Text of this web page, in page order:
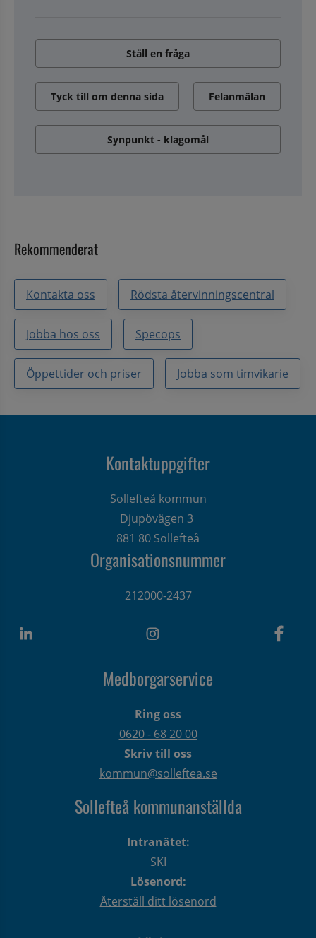
Ställ en fråga
Tyck till om denna sida Felanmälan
Synpunkt - klagomål
Rekommenderat
Kontakta oss Rödsta återvinningscentral
Jobba hos oss Specops
Öppettider och priser Jobba som timvikarie
Kontaktuppgifter
Sollefteå kommun
Djupövägen 3
881 80 Sollefteå
Organisationsnummer
212000-2437
Medborgarservice
Ring oss
0620 - 68 20 00
Skriv till oss
kommun@solleftea.se
Sollefteå kommunanställda
Intranätet:
SKI
Lösenord:
Återställ ditt lösenord